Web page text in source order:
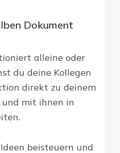
Dokument
alleine oder
du deine Kollegen
direkt zu deinem
mit ihnen in
beisteuern und